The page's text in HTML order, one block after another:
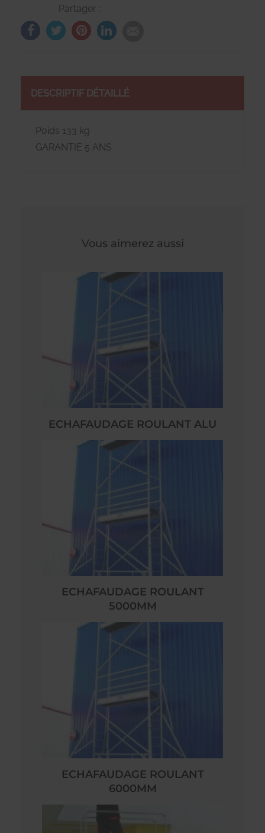
Partager :
DESCRIPTIF DÉTAILLÉ
Poids 133 kg
GARANTIE 5 ANS
Vous aimerez aussi
ECHAFAUDAGE ROULANT ALU
ECHAFAUDAGE ROULANT
5000MM
ECHAFAUDAGE ROULANT
6000MM